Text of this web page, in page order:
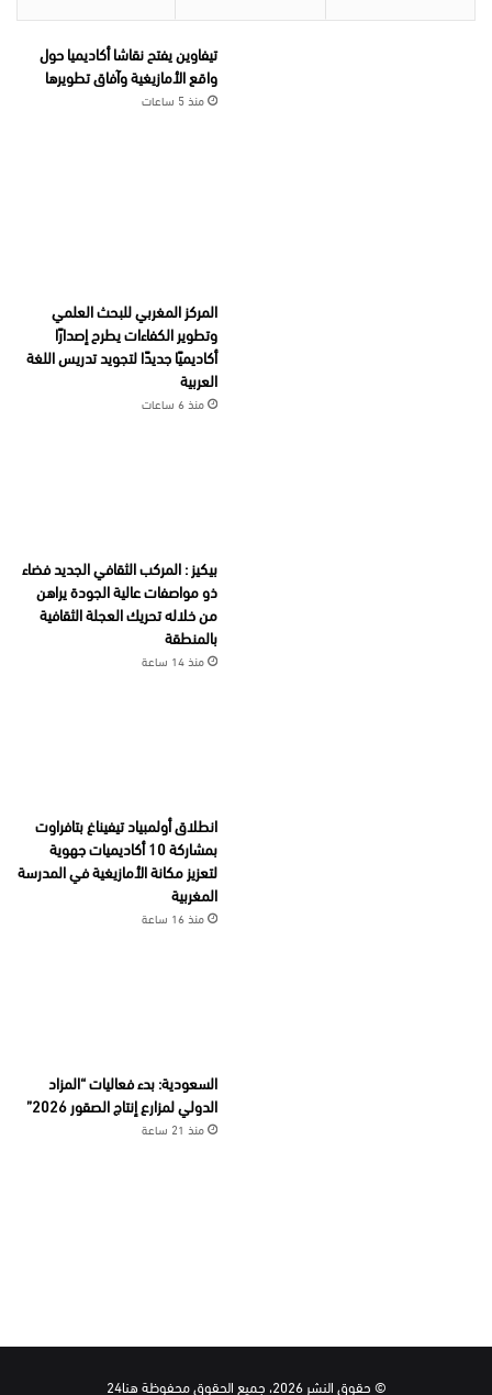
تيفاوين يفتح نقاشا أكاديميا حول
واقع الأمازيغية وآفاق تطويرها
منذ 5 ساعات
المركز المغربي للبحث العلمي
وتطوير الكفاءات يطرح إصدارًا
أكاديميًا جديدًا لتجويد تدريس اللغة
العربية
منذ 6 ساعات
بيكيز : المركب الثقافي الجديد فضاء
ذو مواصفات عالية الجودة يراهن
من خلاله تحريك العجلة الثقافية
بالمنطقة
منذ 14 ساعة
انطلاق أولمبياد تيفيناغ بتافراوت
بمشاركة 10 أكاديميات جهوية
لتعزيز مكانة الأمازيغية في المدرسة
المغربية
منذ 16 ساعة
السعودية: بدء فعاليات “المزاد
الدولي لمزارع إنتاج الصقور 2026”
منذ 21 ساعة
© حقوق النشر 2026، جميع الحقوق محفوظة هنا24